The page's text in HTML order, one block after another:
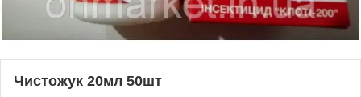
Чистожук 20мл 50шт